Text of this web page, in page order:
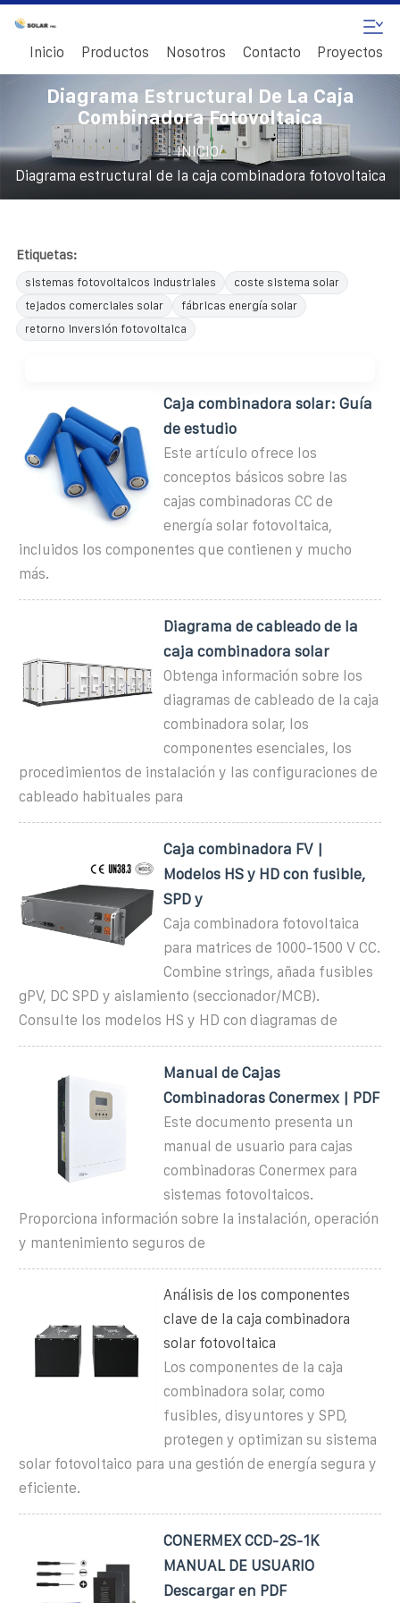
Inicio Productos Nosotros Contacto Proyectos
Diagrama Estructural De La Caja
Combinadora Fotovoltaica
INICIO/
Diagrama estructural de la caja combinadora fotovoltaica
Etiquetas:
sistemas fotovoltaicos industriales
coste sistema solar
tejados comerciales solar
fábricas energía solar
retorno inversión fotovoltaica
Caja combinadora solar: Guía
de estudio
Este artículo ofrece los
conceptos básicos sobre las
cajas combinadoras CC de
energía solar fotovoltaica,
incluidos los componentes que contienen y mucho
más.
Diagrama de cableado de la
caja combinadora solar
Obtenga información sobre los
diagramas de cableado de la caja
combinadora solar, los
componentes esenciales, los
procedimientos de instalación y las configuraciones de
cableado habituales para
Caja combinadora FV |
Modelos HS y HD con fusible,
SPD y
Caja combinadora fotovoltaica
para matrices de 1000-1500 V CC.
Combine strings, añada fusibles
gPV, DC SPD y aislamiento (seccionador/MCB).
Consulte los modelos HS y HD con diagramas de
Manual de Cajas
Combinadoras Conermex | PDF
Este documento presenta un
manual de usuario para cajas
combinadoras Conermex para
sistemas fotovoltaicos.
Proporciona información sobre la instalación, operación
y mantenimiento seguros de
Análisis de los componentes
clave de la caja combinadora
solar fotovoltaica
Los componentes de la caja
combinadora solar, como
fusibles, disyuntores y SPD,
protegen y optimizan su sistema
solar fotovoltaico para una gestión de energía segura y
eficiente.
CONERMEX CCD-2S-1K
MANUAL DE USUARIO
Descargar en PDF